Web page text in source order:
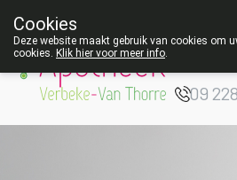
09
Cookies
Deze website maakt gebruik van cookies om
cookies. Klik hier voor meer info.